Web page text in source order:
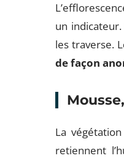
un
les traverse.
de façon
La
retiennent